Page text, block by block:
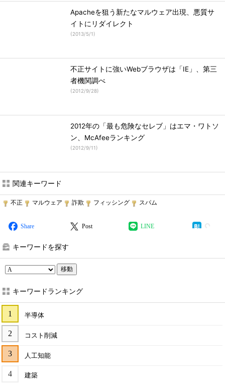
Apacheを狙う新たなマルウェア出現、悪質サ
イトにリダイレクト
(2013/5/1)
不正サイトに強いWebブラウザは「IE」、第三
者機関調べ
(2012/9/28)
2012年の「最も危険なセレブ」はエマ・ワトソ
ン、McAfeeランキング
(2012/9/11)
関連キーワード
不正 マルウェア 詐欺 フィッシング スパム
Share Post LINE
キーワードを探す
移動
キーワードランキング
半導体
コスト削減
人工知能
建築